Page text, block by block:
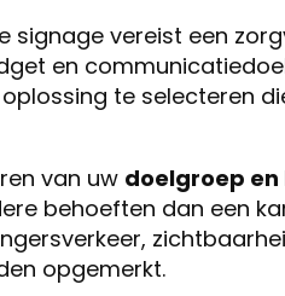
signage vereist een
en
te selecteren
van uw doelgroep
behoeften dan een
opgemerkt.